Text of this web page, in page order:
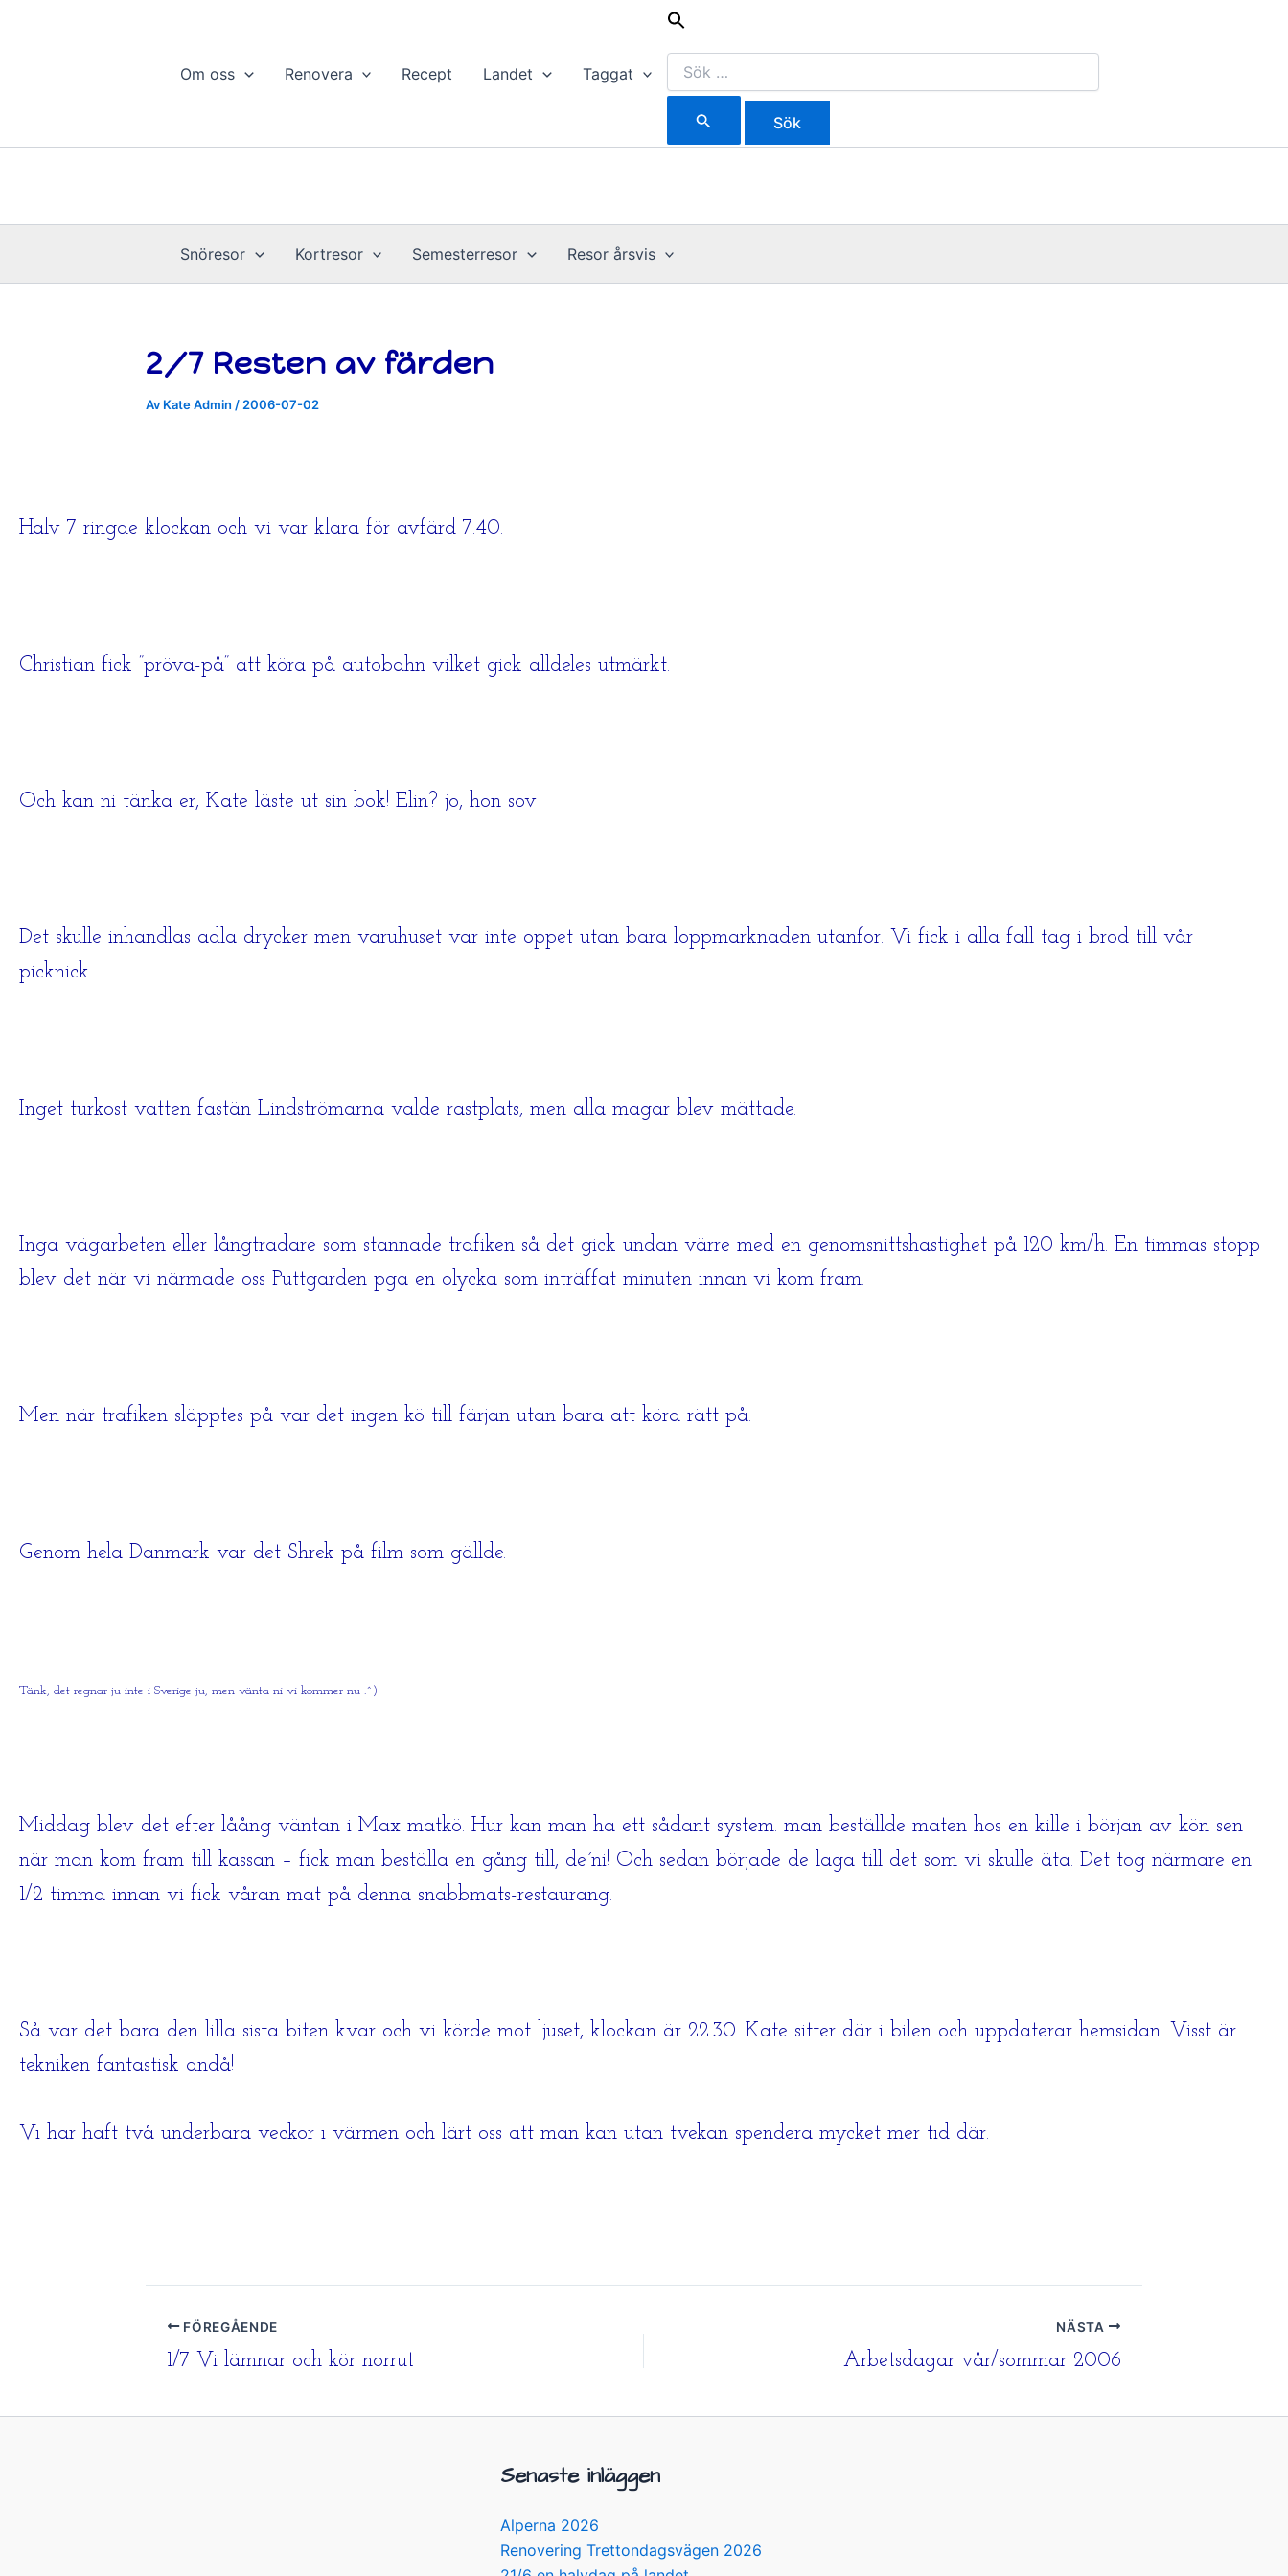
Om oss Renovera Recept Landet Taggat
Sök
efter:
Snöresor Kortresor Semesterresor Resor årsvis
2/7 Resten av färden
Av Kate Admin / 2006-07-02
Halv 7 ringde klockan och vi var klara för avfärd 7.40.
Christian fick ”pröva-på” att köra på autobahn vilket gick alldeles utmärkt.
Och kan ni tänka er, Kate läste ut sin bok! Elin? jo, hon sov
Det skulle inhandlas ädla drycker men varuhuset var inte öppet utan bara loppmarknaden utanför. Vi fick i alla fall tag i bröd till vår
picknick.
Inget turkost vatten fastän Lindströmarna valde rastplats, men alla magar blev mättade.
Inga vägarbeten eller långtradare som stannade trafiken så det gick undan värre med en genomsnittshastighet på 120 km/h. En timmas stopp
blev det när vi närmade oss Puttgarden pga en olycka som inträffat minuten innan vi kom fram.
Men när trafiken släpptes på var det ingen kö till färjan utan bara att köra rätt på.
Genom hela Danmark var det Shrek på film som gällde.
Tänk, det regnar ju inte i Sverige ju, men vänta ni vi kommer nu :^)
Middag blev det efter låång väntan i Max matkö. Hur kan man ha ett sådant system. man beställde maten hos en kille i början av kön sen
när man kom fram till kassan – fick man beställa en gång till, de´ni! Och sedan började de laga till det som vi skulle äta. Det tog närmare en
1/2 timma innan vi fick våran mat på denna snabbmats-restaurang.
Så var det bara den lilla sista biten kvar och vi körde mot ljuset, klockan är 22.30. Kate sitter där i bilen och uppdaterar hemsidan. Visst är
tekniken fantastisk ändå!
Vi har haft två underbara veckor i värmen och lärt oss att man kan utan tvekan spendera mycket mer tid där.
FÖREGÅENDE
1/7 Vi lämnar och kör norrut
NÄSTA
Arbetsdagar vår/sommar 2006
Senaste inläggen
Alperna 2026
Renovering Trettondagsvägen 2026